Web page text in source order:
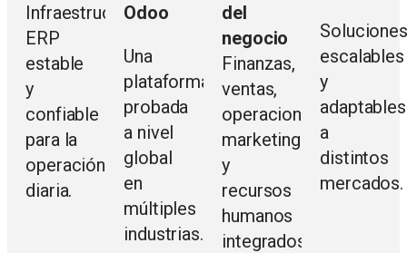
Infraestructura
ERP
estable
y
confiable
para la
operación
diaria.
Odoo
Una
plataforma
probada
a nivel
global
en
múltiples
industrias.
del
negocio
Finanzas,
ventas,
operaciones,
marketing
y
recursos
humanos
integrados.
escalables
y
adaptables
a
distintos
mercados.